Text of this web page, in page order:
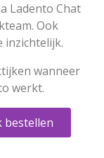
Ladento Chat
Ook
inzichtelijk.
wanneer
werkt.
bestellen